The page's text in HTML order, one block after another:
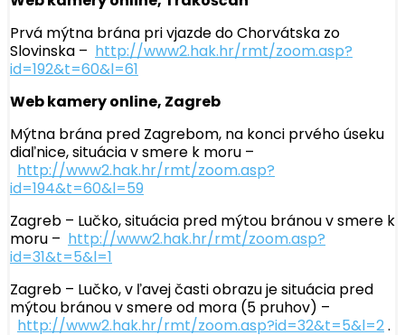
Prvá mýtna brána pri vjazde do Chorvátska zo
Slovinska – http://www2.hak.hr/rmt/zoom.asp?
id=192&t=60&l=61
Web kamery online, Zagreb
Mýtna brána pred Zagrebom, na konci prvého úseku
diaľnice, situácia v smere k moru –
http://www2.hak.hr/rmt/zoom.asp?
id=194&t=60&l=59
Zagreb – Lučko, situácia pred mýtou bránou v smere k
moru – http://www2.hak.hr/rmt/zoom.asp?
id=31&t=5&l=1
Zagreb – Lučko, v ľavej časti obrazu je situácia pred
mýtou bránou v smere od mora (5 pruhov) –
http://www2.hak.hr/rmt/zoom.asp?id=32&t=5&l=2.